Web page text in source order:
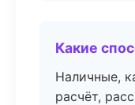
Какие
Наличные,
расчёт,